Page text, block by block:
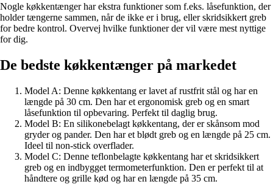
Nogle køkkentænger har ekstra funktioner som f.eks. låsefunktion, der
holder tængerne sammen, når de ikke er i brug, eller skridsikkert greb
for bedre kontrol. Overvej hvilke funktioner der vil være mest nyttige
for dig.
De bedste køkkentænger på markedet
Model A: Denne køkkentang er lavet af rustfrit stål og har en
længde på 30 cm. Den har et ergonomisk greb og en smart
låsefunktion til opbevaring. Perfekt til daglig brug.
Model B: En silikonebelagt køkkentang, der er skånsom mod
gryder og pander. Den har et blødt greb og en længde på 25 cm.
Ideel til non-stick overflader.
Model C: Denne teflonbelagte køkkentang har et skridsikkert
greb og en indbygget termometerfunktion. Den er perfekt til at
håndtere og grille kød og har en længde på 35 cm.